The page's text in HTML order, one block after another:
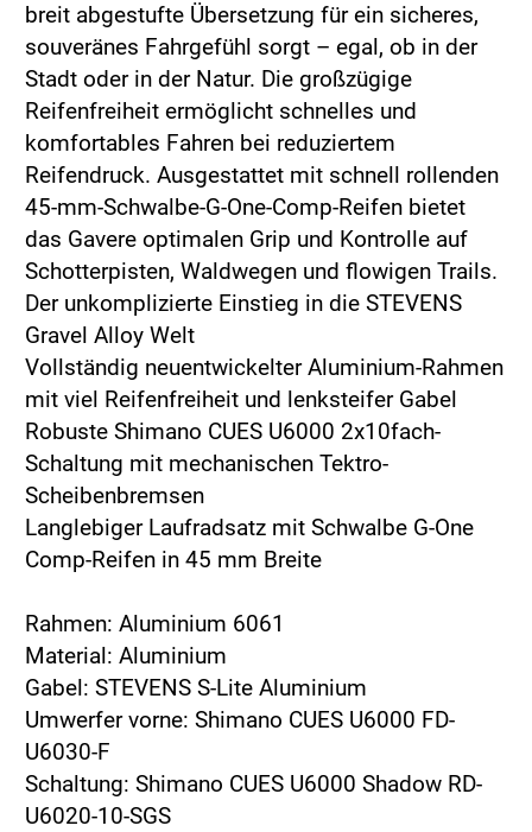
breit abgestufte Übersetzung für ein sicheres,
souveränes Fahrgefühl sorgt – egal, ob in der
Stadt oder in der Natur. Die großzügige
Reifenfreiheit ermöglicht schnelles und
komfortables Fahren bei reduziertem
Reifendruck. Ausgestattet mit schnell rollenden
45-mm-Schwalbe-G-One-Comp-Reifen bietet
das Gavere optimalen Grip und Kontrolle auf
Schotterpisten, Waldwegen und flowigen Trails.
Der unkomplizierte Einstieg in die STEVENS
Gravel Alloy Welt
Vollständig neuentwickelter Aluminium-Rahmen
mit viel Reifenfreiheit und lenksteifer Gabel
Robuste Shimano CUES U6000 2x10fach-
Schaltung mit mechanischen Tektro-
Scheibenbremsen
Langlebiger Laufradsatz mit Schwalbe G-One
Comp-Reifen in 45 mm Breite
Rahmen: Aluminium 6061
Material: Aluminium
Gabel: STEVENS S-Lite Aluminium
Umwerfer vorne: Shimano CUES U6000 FD-
U6030-F
Schaltung: Shimano CUES U6000 Shadow RD-
U6020-10-SGS